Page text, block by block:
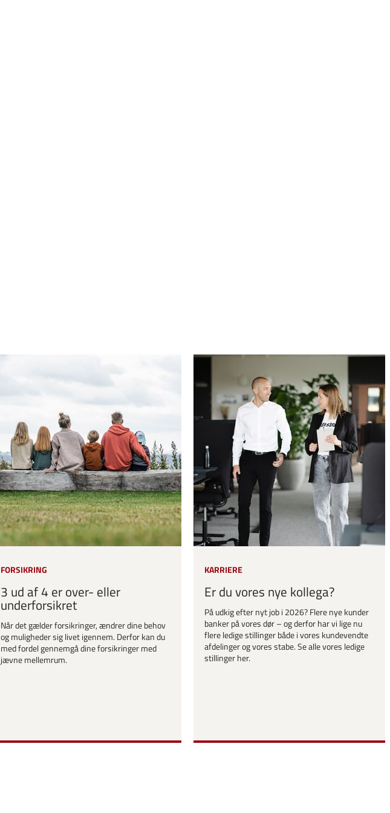
FORSIKRING
3 ud af 4 er over- eller
underforsikret
Når det gælder forsikringer, ændrer dine behov
og muligheder sig livet igennem. Derfor kan du
med fordel gennemgå dine forsikringer med
jævne mellemrum.
KARRIERE
Er du vores nye kollega?
På udkig efter nyt job i 2026? Flere nye kunder
banker på vores dør – og derfor har vi lige nu
flere ledige stillinger både i vores kundevendte
afdelinger og vores stabe. Se alle vores ledige
stillinger her.